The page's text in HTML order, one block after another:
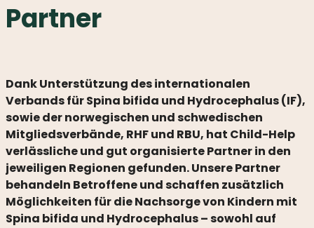
WAS
IST
WAS
IST
HYDROCEPHALUS?
HELFEN
SIE
UNS
ALS
UNTERNEHMEN
Partner
Dank Unterstützung des internationalen
Verbands für Spina bifida und Hydrocephalus (IF),
sowie der norwegischen und schwedischen
Mitgliedsverbände, RHF und RBU, hat Child-Help
verlässliche und gut organisierte Partner in den
jeweiligen Regionen gefunden. Unsere Partner
behandeln Betroffene und schaffen zusätzlich
Möglichkeiten für die Nachsorge von Kindern mit
Spina bifida und Hydrocephalus – sowohl auf